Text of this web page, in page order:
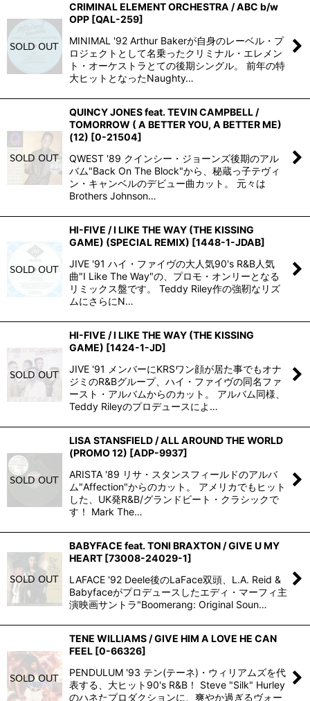
CRIMINAL ELEMENT ORCHESTRA / ABC b/w
OPP [QAL-259]
MINIMAL '92 Arthur Bakerが自身のレーベル・プ
ロジェクトとして名乗ったクリミナル・エレメン
ト・オーケストラとての後期シングル。 前年の特
大ヒットとなったNaughty…
QUINCY JONES feat. TEVIN CAMPBELL /
TOMORROW ( A BETTER YOU, A BETTER ME)
(12) [0-21504]
QWEST '89 クインシー・ジョーンズ後期のアル
バム"Back On The Block"から、秘蔵っ子テヴィ
ン・キャンベルのデビュー曲カット。 元々は
Brothers Johnson…
HI-FIVE / I LIKE THE WAY (THE KISSING
GAME) (SPECIAL REMIX) [1448-1-JDAB]
JIVE '91 ハイ・ファイヴの大人気90's R&B人気
曲"I Like The Way"の、プロモ・オンリーとなる
リミックス盤です。 Teddy Riley作の強靭なリズ
ムにさらにN…
HI-FIVE / I LIKE THE WAY (THE KISSING
GAME) [1424-1-JD]
JIVE '91 メンバーにKRSワン顔が居た事でもオナ
ジミのR&Bグループ、ハイ・ファイヴの同名ファ
ースト・アルバムからのカット。 アルバム同様、
Teddy Rileyのプロデュースによ…
LISA STANSFIELD / ALL AROUND THE WORLD
(PROMO 12) [ADP-9937]
ARISTA '89 リサ・スタンスフィールドのアルバ
ム"Affection"からのカット。 アメリカでもヒット
した、UK発R&B/グランドビート・クラシックで
す！ Mark The…
BABYFACE feat. TONI BRAXTON / GIVE U MY
HEART [73008-24029-1]
LAFACE '92 Deele後のLaFace双頭、L.A. Reid &
Babyfaceがプロデュースしたエディ・マーフィ主
演映画サントラ"Boomerang: Original Soun…
TENE WILLIAMS / GIVE HIM A LOVE HE CAN
FEEL [0-66326]
PENDULUM '93 テン(テーネ)・ウィリアムズを代
表する、大ヒット90's R&B！ Steve "Silk" Hurley
のハネたプロダクションに、爽やか過ぎるヴォー